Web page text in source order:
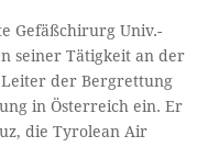
Gefäßchirurg Univ.-
seiner Tätigkeit an der
der Bergrettung
in Österreich ein. Er
die Tyrolean Air